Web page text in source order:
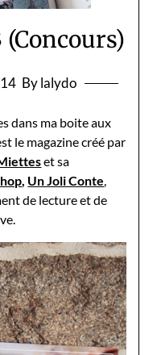
(Concours)
By lalydo
dans ma boite aux
le magazine créé par
et sa
, Un Joli Conte,
de lecture et de